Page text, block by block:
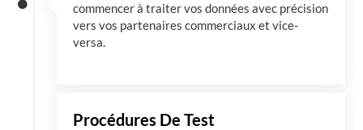
commencer à traiter vos données avec précision
vers vos partenaires commerciaux et vice-
versa.
Procédures De Test